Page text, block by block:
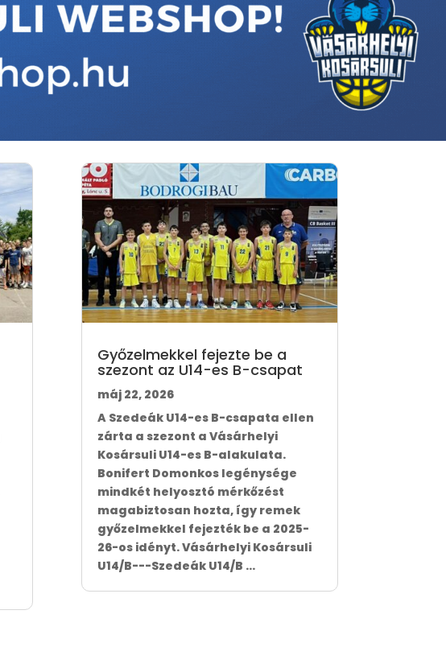
Győzelmekkel fejezte be a
szezont az U14-es B-csapat
máj 22, 2026
A Szedeák U14-es B-csapata ellen
zárta a szezont a Vásárhelyi
Kosársuli U14-es B-alakulata.
Bonifert Domonkos legénysége
mindkét helyosztó mérkőzést
magabiztosan hozta, így remek
győzelmekkel fejezték be a 2025-
26-os idényt. Vásárhelyi Kosársuli
U14/B---Szedeák U14/B ...